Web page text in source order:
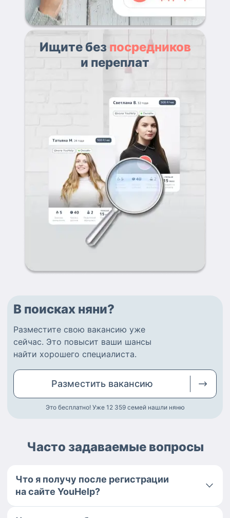
Ищите без посредников
и переплат
В поисках няни?
Разместите свою вакансию уже
сейчас. Это повысит ваши шансы
найти хорошего специалиста.
Разместить вакансию
Это бесплатно! Уже 12 359 семей нашли няню
Часто задаваемые вопросы
Что я получу после регистрации
на сайте YouHelp?